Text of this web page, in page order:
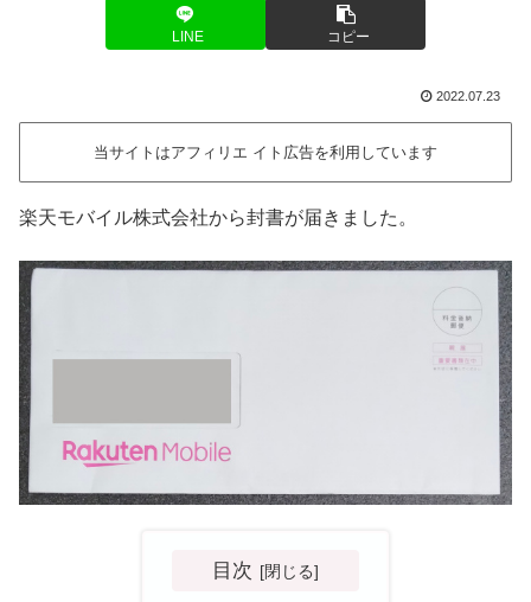
LINE コピー
2022.07.23
当サイトはアフィリエ イト広告を利用しています
楽天モバイル株式会社から封書が届きました。
目次